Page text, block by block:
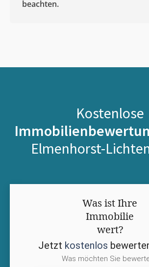
beachten.
Kostenlose
Elmenhorst-
Was ist Ihre
Immobilie
wert?
Jetzt kostenlos
Was möchten Sie